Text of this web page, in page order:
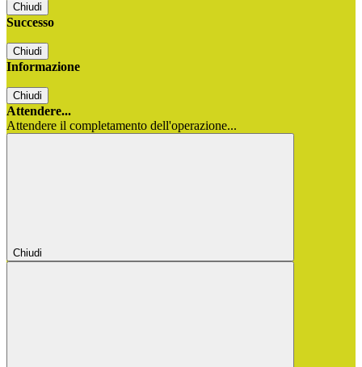
Chiudi
Successo
Chiudi
Informazione
Chiudi
Attendere...
Attendere il completamento dell'operazione...
Chiudi